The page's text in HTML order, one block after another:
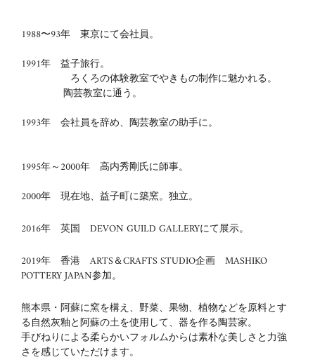
1988〜93年 東京にて会社員。
1991年 益子旅行。
ろくろの体験教室でやきもの制作に魅かれる。
陶芸教室に通う。
1993年 会社員を辞め、陶芸教室の助手に。
1995年～2000年 高内秀剛氏に師事。
2000年 現在地、益子町に築窯。独立。
2016年 英国 DEVON GUILD GALLERYにて展示。
2019年 香港 ARTS＆CRAFTS STUDIO企画 MASHIKO
POTTERY JAPAN参加。
熊本県・阿蘇に窯を構え、野菜、果物、植物などを原料とす
る自然灰釉と阿蘇の土を使用して、器を作る陶芸家。
手びねりによる柔らかいフォルムからは素朴な美しさと力強
さを感じていただけます。